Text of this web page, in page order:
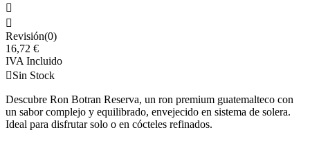


Revisión(0)
16,72 €
IVA Incluido
Sin Stock
Descubre Ron Botran Reserva, un ron premium guatemalteco con
un sabor complejo y equilibrado, envejecido en sistema de solera.
Ideal para disfrutar solo o en cócteles refinados.